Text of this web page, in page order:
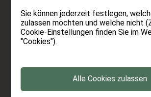
Cookies
Was sind Cookies?
Sie können jederzeit festlegen,
zulassen möchten und welche nicht
Cookie-Einstellungen finden Sie im
"Cookies").
Alle Cookies zulassen